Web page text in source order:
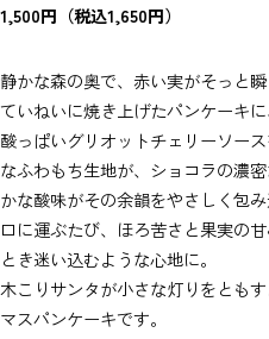
1,500円（税込1,650円）
静かな森の奥で、赤い実がそっと
ていねいに焼き上げたパンケーキ
酸っぱいグリオットチェリーソー
なふわもち生地が、ショコラの濃
かな酸味がその余韻をやさしく包み
口に運ぶたび、ほろ苦さと果実の
とき迷い込むような心地に。
木こりサンタが小さな灯りをとも
マスパンケーキです。